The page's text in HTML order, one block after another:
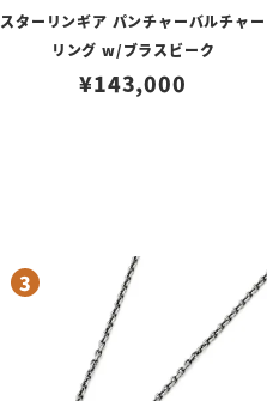
スターリンギア パンチャーバルチャー
リング w/ブラスビーク
¥143,000